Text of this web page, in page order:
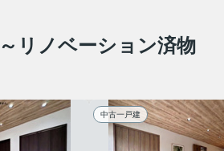
リノベーション済物
中古一戸建